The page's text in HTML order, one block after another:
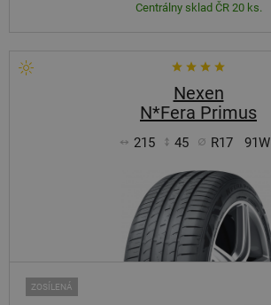
Centrálny sklad ČR 20 ks.
Nexen
N*Fera Primus
215 45 R17 91W
ZOSÍLENÁ